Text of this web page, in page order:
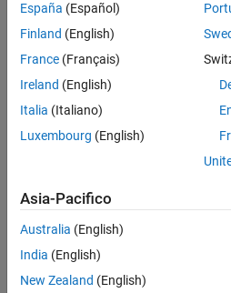
Dashboard
All F…
C…
CONTRIBUTI
España (Español)
Finland (English)
France (Français)
Ireland (English)
Italia (Italiano)
Luxembourg (English)
Asia-Pacifico
Australia (English)
India (English)
New Zealand (English)